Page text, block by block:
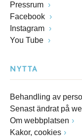
Pressrum
Facebook
Instagram
You Tube
NYTTA
Behandling av
Senast ändrat på
Om webbplatsen
Kakor, cookies